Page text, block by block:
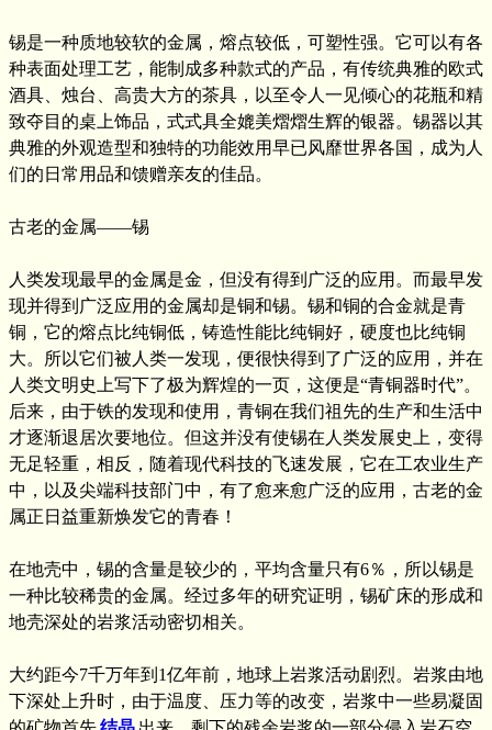
锡是一种质地较软的金属，熔点较低，可塑性强。它可以有各
种表面处理工艺，能制成多种款式的产品，有传统典雅的欧式
酒具、烛台、高贵大方的茶具，以至令人一见倾心的花瓶和精
致夺目的桌上饰品，式式具全媲美熠熠生辉的银器。锡器以其
典雅的外观造型和独特的功能效用早已风靡世界各国，成为人
们的日常用品和馈赠亲友的佳品。
古老的金属——锡
人类发现最早的金属是金，但没有得到广泛的应用。而最早发
现并得到广泛应用的金属却是铜和锡。锡和铜的合金就是青
铜，它的熔点比纯铜低，铸造性能比纯铜好，硬度也比纯铜
大。所以它们被人类一发现，便很快得到了广泛的应用，并在
人类文明史上写下了极为辉煌的一页，这便是“青铜器时代”。
后来，由于铁的发现和使用，青铜在我们祖先的生产和生活中
才逐渐退居次要地位。但这并没有使锡在人类发展史上，变得
无足轻重，相反，随着现代科技的飞速发展，它在工农业生产
中，以及尖端科技部门中，有了愈来愈广泛的应用，古老的金
属正日益重新焕发它的青春！
在地壳中，锡的含量是较少的，平均含量只有6％，所以锡是
一种比较稀贵的金属。经过多年的研究证明，锡矿床的形成和
地壳深处的岩浆活动密切相关。
大约距今7千万年到1亿年前，地球上岩浆活动剧烈。岩浆由地
下深处上升时，由于温度、压力等的改变，岩浆中一些易凝固